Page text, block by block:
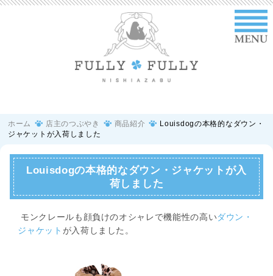
ホーム 店主のつぶやき 商品紹介
Louisdogの本格的なダウン・
ジャケットが入荷しました
Louisdogの本格的なダウン・ジャケットが入
荷しました
モンクレールも顔負けのオシャレで機能性の高いダウン・
ジャケット が入荷しました。